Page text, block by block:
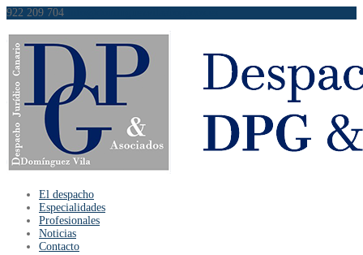
922 209 704
El despacho
Especialidades
Profesionales
Noticias
Contacto